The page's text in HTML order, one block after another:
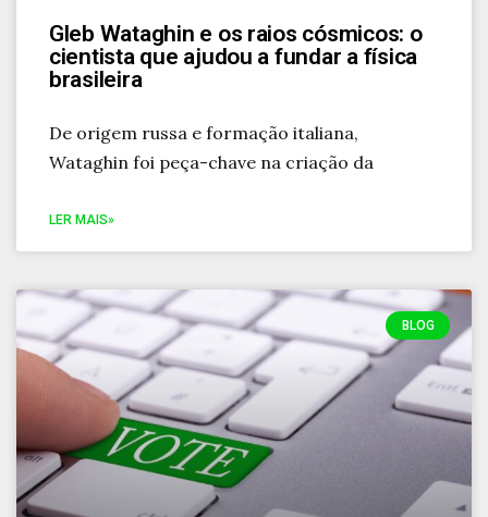
Gleb Wataghin e os raios cósmicos: o
cientista que ajudou a fundar a física
brasileira
De origem russa e formação italiana,
Wataghin foi peça-chave na criação da
LER MAIS»
BLOG